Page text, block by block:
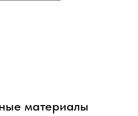
материалы